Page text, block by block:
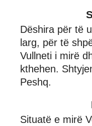
Dëshira për të
larg, për të
Vullneti i mirë
kthehen.
Peshq.
Situatë e mirë